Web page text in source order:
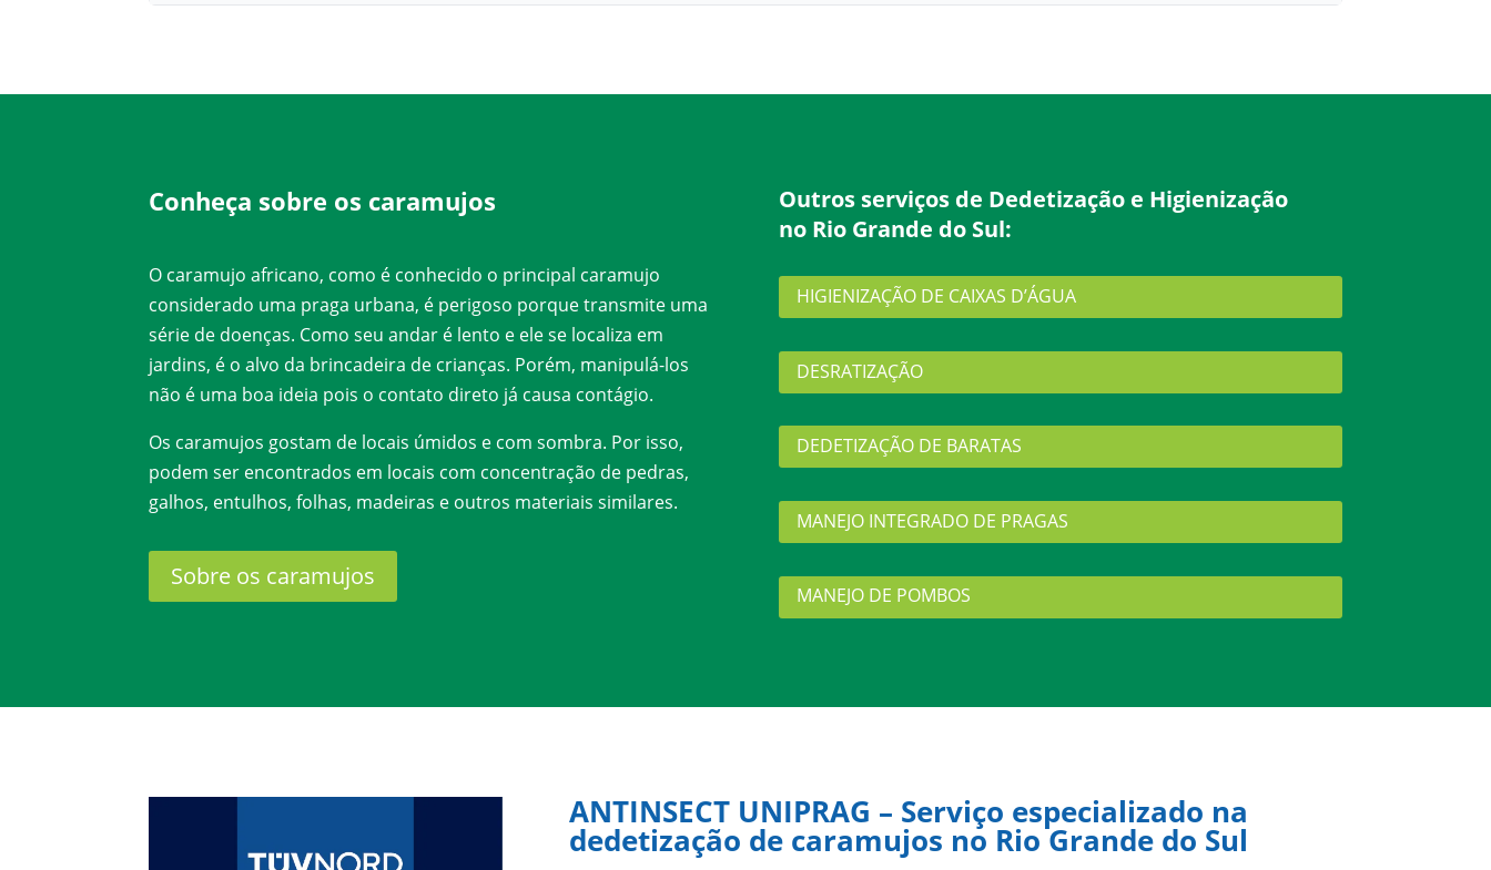
Conheça sobre os caramujos
O caramujo africano, como é conhecido o principal caramujo
considerado uma praga urbana, é perigoso porque transmite uma
série de doenças. Como seu andar é lento e ele se localiza em
jardins, é o alvo da brincadeira de crianças. Porém, manipulá-los
não é uma boa ideia pois o contato direto já causa contágio.
Os caramujos gostam de locais úmidos e com sombra. Por isso,
podem ser encontrados em locais com concentração de pedras,
galhos, entulhos, folhas, madeiras e outros materiais similares.
Sobre os caramujos
Outros serviços de Dedetização e Higienização
no Rio Grande do Sul:
HIGIENIZAÇÃO DE CAIXAS D’ÁGUA
DESRATIZAÇÃO
DEDETIZAÇÃO DE BARATAS
MANEJO INTEGRADO DE PRAGAS
MANEJO DE POMBOS
ANTINSECT UNIPRAG – Serviço especializado na
dedetização de caramujos no Rio Grande do Sul